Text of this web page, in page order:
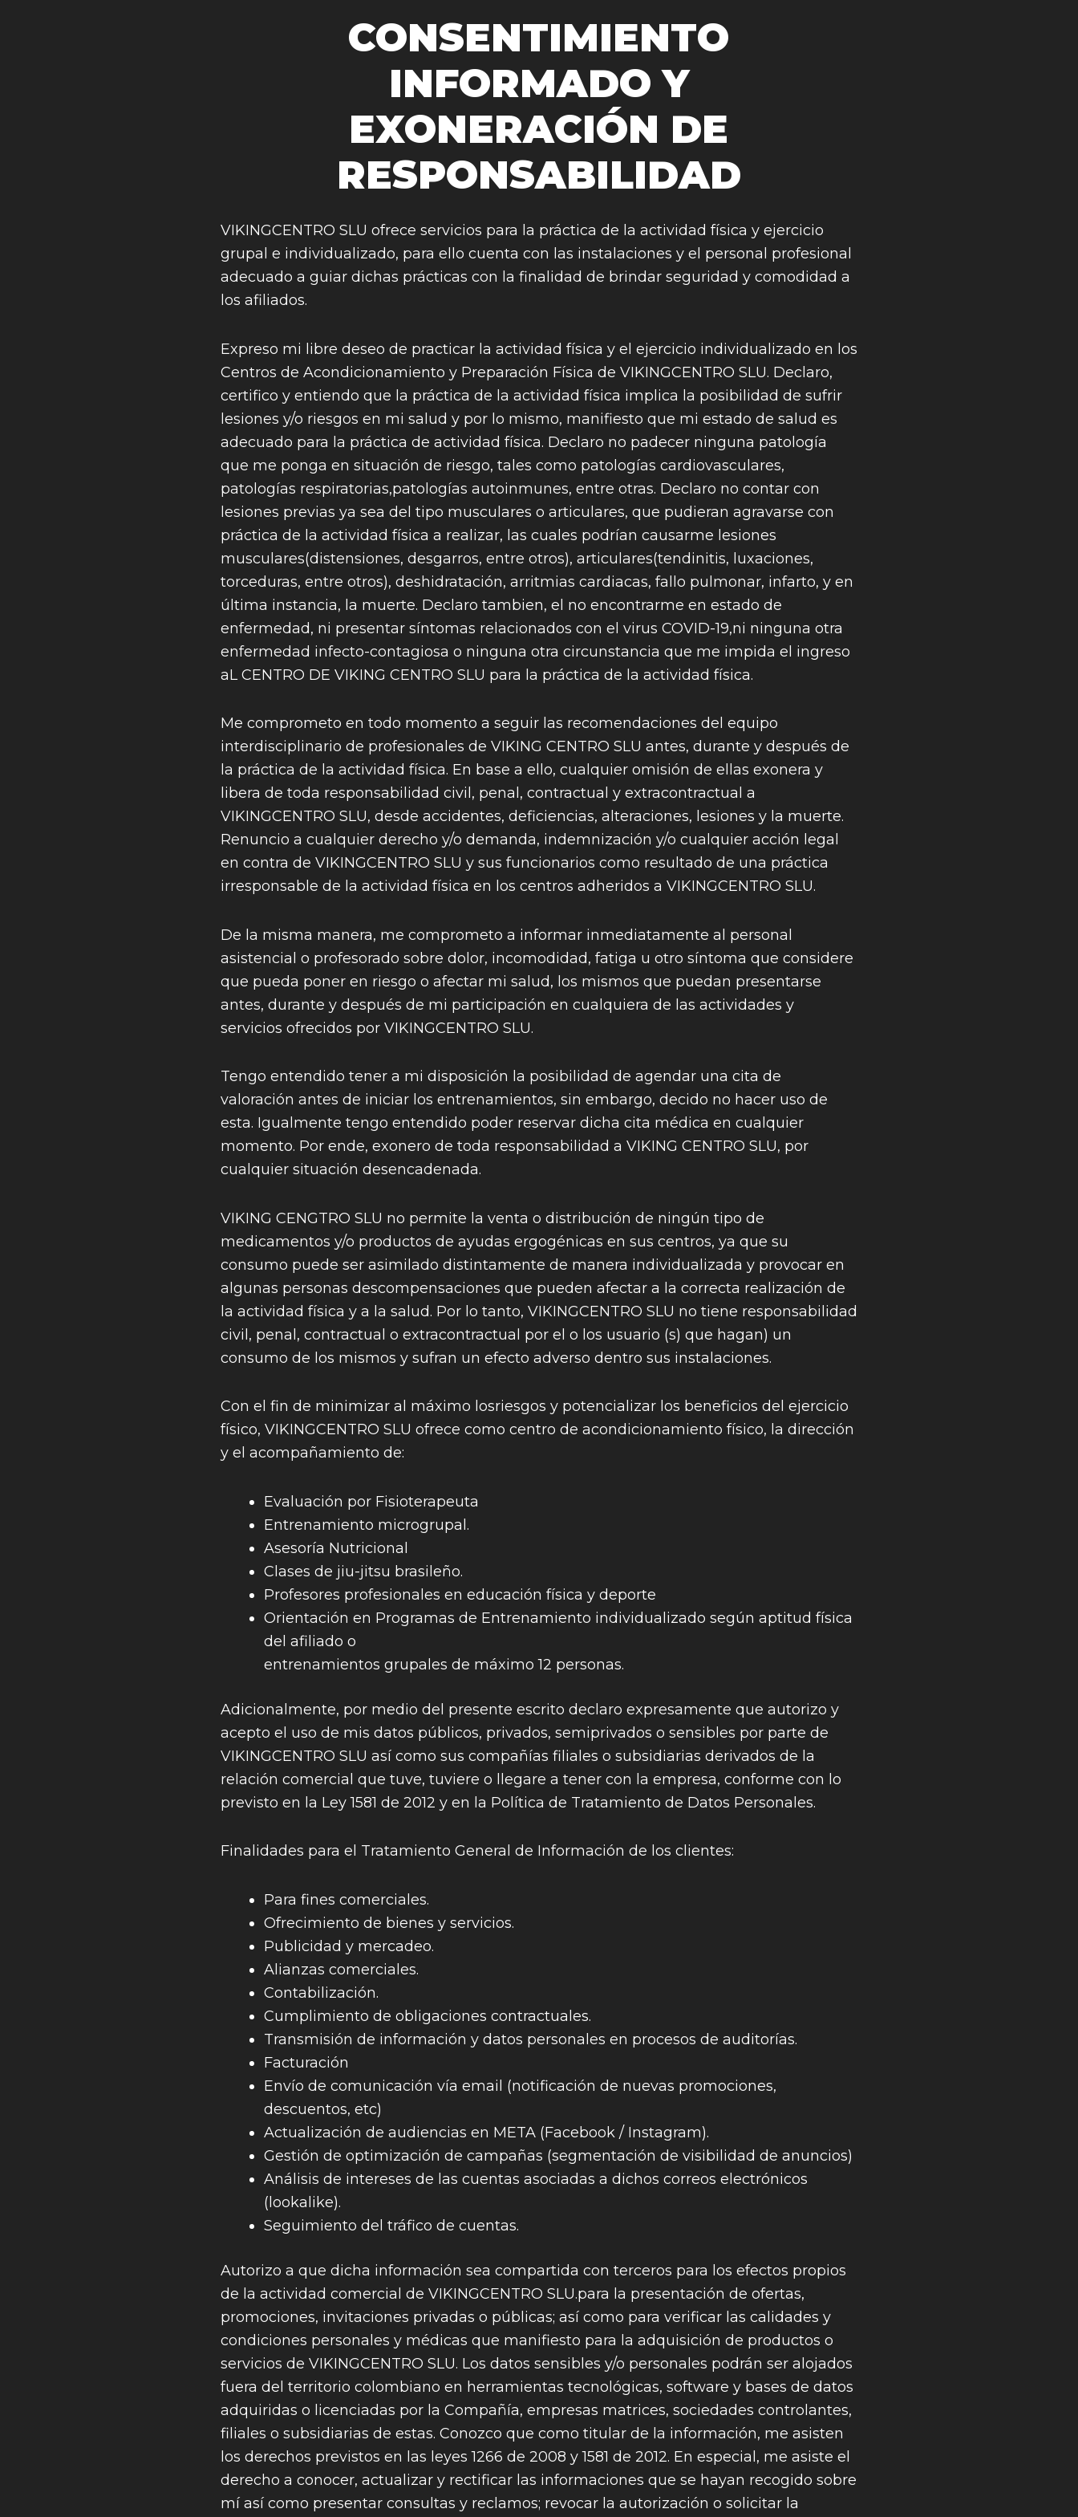
CONSENTIMIENTO
INFORMADO Y
EXONERACIÓN DE
RESPONSABILIDAD
VIKINGCENTRO SLU ofrece servicios para la práctica de la actividad física y ejercicio
grupal e individualizado, para ello cuenta con las instalaciones y el personal profesional
adecuado a guiar dichas prácticas con la finalidad de brindar seguridad y comodidad a
los afiliados.
Expreso mi libre deseo de practicar la actividad física y el ejercicio individualizado en los
Centros de Acondicionamiento y Preparación Física de VIKINGCENTRO SLU. Declaro,
certifico y entiendo que la práctica de la actividad física implica la posibilidad de sufrir
lesiones y/o riesgos en mi salud y por lo mismo, manifiesto que mi estado de salud es
adecuado para la práctica de actividad física. Declaro no padecer ninguna patología
que me ponga en situación de riesgo, tales como patologías cardiovasculares,
patologías respiratorias,patologías autoinmunes, entre otras. Declaro no contar con
lesiones previas ya sea del tipo musculares o articulares, que pudieran agravarse con
práctica de la actividad física a realizar, las cuales podrían causarme lesiones
musculares(distensiones, desgarros, entre otros), articulares(tendinitis, luxaciones,
torceduras, entre otros), deshidratación, arritmias cardiacas, fallo pulmonar, infarto, y en
última instancia, la muerte. Declaro tambien, el no encontrarme en estado de
enfermedad, ni presentar síntomas relacionados con el virus COVID-19,ni ninguna otra
enfermedad infecto-contagiosa o ninguna otra circunstancia que me impida el ingreso
aL CENTRO DE VIKING CENTRO SLU para la práctica de la actividad física.
Me comprometo en todo momento a seguir las recomendaciones del equipo
interdisciplinario de profesionales de VIKING CENTRO SLU antes, durante y después de
la práctica de la actividad física. En base a ello, cualquier omisión de ellas exonera y
libera de toda responsabilidad civil, penal, contractual y extracontractual a
VIKINGCENTRO SLU, desde accidentes, deficiencias, alteraciones, lesiones y la muerte.
Renuncio a cualquier derecho y/o demanda, indemnización y/o cualquier acción legal
en contra de VIKINGCENTRO SLU y sus funcionarios como resultado de una práctica
irresponsable de la actividad física en los centros adheridos a VIKINGCENTRO SLU.
De la misma manera, me comprometo a informar inmediatamente al personal
asistencial o profesorado sobre dolor, incomodidad, fatiga u otro síntoma que considere
que pueda poner en riesgo o afectar mi salud, los mismos que puedan presentarse
antes, durante y después de mi participación en cualquiera de las actividades y
servicios ofrecidos por VIKINGCENTRO SLU.
Tengo entendido tener a mi disposición la posibilidad de agendar una cita de
valoración antes de iniciar los entrenamientos, sin embargo, decido no hacer uso de
esta. Igualmente tengo entendido poder reservar dicha cita médica en cualquier
momento. Por ende, exonero de toda responsabilidad a VIKING CENTRO SLU, por
cualquier situación desencadenada.
VIKING CENGTRO SLU no permite la venta o distribución de ningún tipo de
medicamentos y/o productos de ayudas ergogénicas en sus centros, ya que su
consumo puede ser asimilado distintamente de manera individualizada y provocar en
algunas personas descompensaciones que pueden afectar a la correcta realización de
la actividad física y a la salud. Por lo tanto, VIKINGCENTRO SLU no tiene responsabilidad
civil, penal, contractual o extracontractual por el o los usuario (s) que hagan) un
consumo de los mismos y sufran un efecto adverso dentro sus instalaciones.
Con el fin de minimizar al máximo losriesgos y potencializar los beneficios del ejercicio
físico, VIKINGCENTRO SLU ofrece como centro de acondicionamiento físico, la dirección
y el acompañamiento de:
Evaluación por Fisioterapeuta
Entrenamiento microgrupal.
Asesoría Nutricional
Clases de jiu-jitsu brasileño.
Profesores profesionales en educación física y deporte
Orientación en Programas de Entrenamiento individualizado según aptitud física
del afiliado o
entrenamientos grupales de máximo 12 personas.
Adicionalmente, por medio del presente escrito declaro expresamente que autorizo y
acepto el uso de mis datos públicos, privados, semiprivados o sensibles por parte de
VIKINGCENTRO SLU así como sus compañías filiales o subsidiarias derivados de la
relación comercial que tuve, tuviere o llegare a tener con la empresa, conforme con lo
previsto en la Ley 1581 de 2012 y en la Política de Tratamiento de Datos Personales.
Finalidades para el Tratamiento General de Información de los clientes:
Para fines comerciales.
Ofrecimiento de bienes y servicios.
Publicidad y mercadeo.
Alianzas comerciales.
Contabilización.
Cumplimiento de obligaciones contractuales.
Transmisión de información y datos personales en procesos de auditorías.
Facturación
Envío de comunicación vía email (notificación de nuevas promociones,
descuentos, etc)
Actualización de audiencias en META (Facebook / Instagram).
Gestión de optimización de campañas (segmentación de visibilidad de anuncios)
Análisis de intereses de las cuentas asociadas a dichos correos electrónicos
(lookalike).
Seguimiento del tráfico de cuentas.
Autorizo a que dicha información sea compartida con terceros para los efectos propios
de la actividad comercial de VIKINGCENTRO SLU.para la presentación de ofertas,
promociones, invitaciones privadas o públicas; así como para verificar las calidades y
condiciones personales y médicas que manifiesto para la adquisición de productos o
servicios de VIKINGCENTRO SLU. Los datos sensibles y/o personales podrán ser alojados
fuera del territorio colombiano en herramientas tecnológicas, software y bases de datos
adquiridas o licenciadas por la Compañía, empresas matrices, sociedades controlantes,
filiales o subsidiarias de estas. Conozco que como titular de la información, me asisten
los derechos previstos en las leyes 1266 de 2008 y 1581 de 2012. En especial, me asiste el
derecho a conocer, actualizar y rectificar las informaciones que se hayan recogido sobre
mí así como presentar consultas y reclamos; revocar la autorización o solicitar la